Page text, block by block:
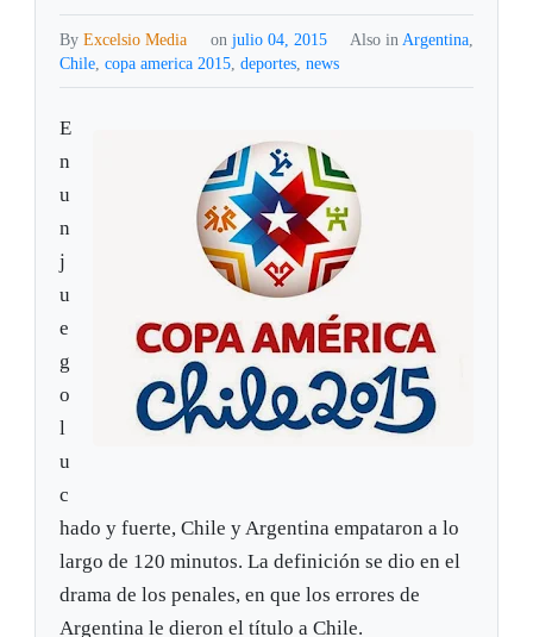
ByExcelsio Media on julio 04, 2015 Also inArgentina,
Chile,copa america 2015,deportes,news
E
n
u
n
j
u
e
g
o
l
u
c
hado y fuerte, Chile y Argentina empataron a lo
largo de 120 minutos. La definición se dio en el
drama de los penales, en que los errores de
Argentina le dieron el título a Chile.